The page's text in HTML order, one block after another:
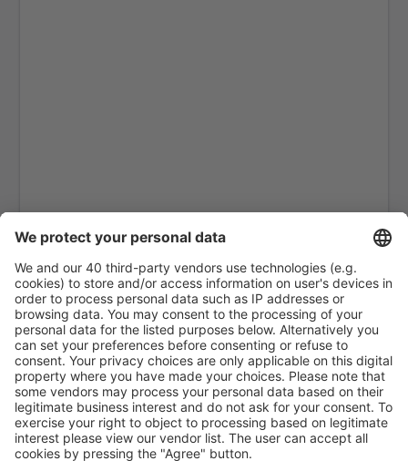
Santiago de Compostela Lavacolla (SCQ)
Leon Airport (LEN)
Lleida-Alguaire Airport (ILD)
Madrid Barajas (MAD)
Valencia Manises (VLC)
Salamanca Matacan (SLM)
Melilla Airport (MLN)